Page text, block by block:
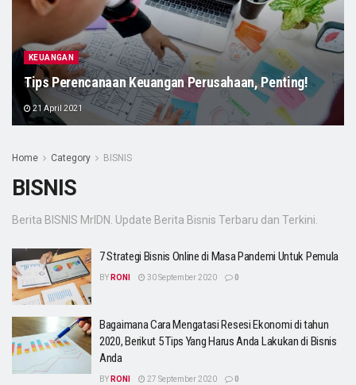
KEUANGAN
Tips Perencanaan Keuangan Perusahaan, Penting!
21 April 2021
Home Category BISNIS
BISNIS
Berita BISNIS MrIDN. Update Berita Bisnis Terbaru dan Terkini.
7 Strategi Bisnis Online di Masa Pandemi Untuk Pemula
BY RONI 30 September 2020 0
Bagaimana Cara Mengatasi Resesi Ekonomi di tahun
2020, Berikut 5 Tips Yang Harus Anda Lakukan di Bisnis
Anda
BY RONI 27 September 2020 0